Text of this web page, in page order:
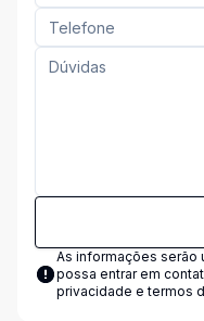
As informações serão
possa entrar em
privacidade e termos